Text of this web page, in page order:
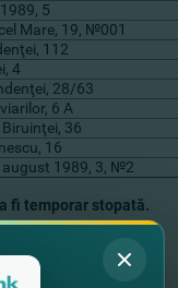
5
Mare, 19, №001
112
4
28/63
6 А
36
16
august 1989, 3, №2
fi temporar stopată.
Băncii să